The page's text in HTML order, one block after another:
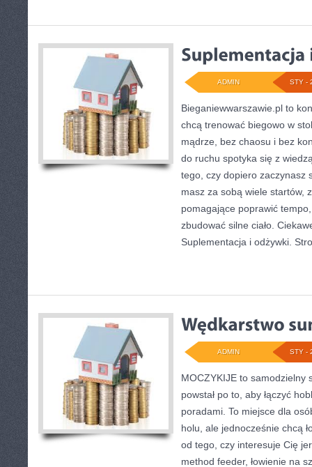
STY -
ADMIN
Bieganiewwarszawie.pl to
chcą trenować biegowo w
mądrze, bez chaosu i bez
do ruchu spotyka się z
tego, czy dopiero zaczynasz
masz za sobą wiele startów,
pomagające poprawić
zbudować silne ciało.
Suplementacja i odżywki.
STY -
ADMIN
MOCZYKIJE to samodzielny
powstał po to, aby łączyć
poradami. To miejsce dla
holu, ale jednocześnie chcą
od tego, czy interesuje Cię
method feeder, łowienie na